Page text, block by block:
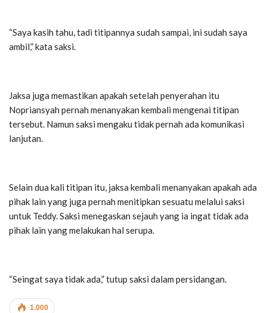
“Saya kasih tahu, tadi titipannya sudah sampai, ini sudah saya
ambil,” kata saksi.
Jaksa juga memastikan apakah setelah penyerahan itu
Nopriansyah pernah menanyakan kembali mengenai titipan
tersebut. Namun saksi mengaku tidak pernah ada komunikasi
lanjutan.
Selain dua kali titipan itu, jaksa kembali menanyakan apakah ada
pihak lain yang juga pernah menitipkan sesuatu melalui saksi
untuk Teddy. Saksi menegaskan sejauh yang ia ingat tidak ada
pihak lain yang melakukan hal serupa.
“Seingat saya tidak ada,” tutup saksi dalam persidangan.
1.000